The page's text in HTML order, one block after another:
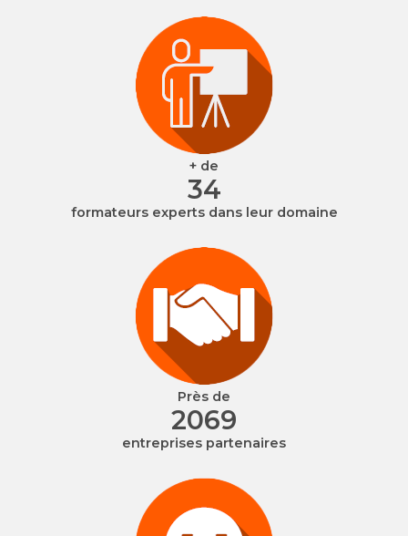
+ de
40
formateurs experts dans leur domaine
Près de
2500
entreprises partenaires